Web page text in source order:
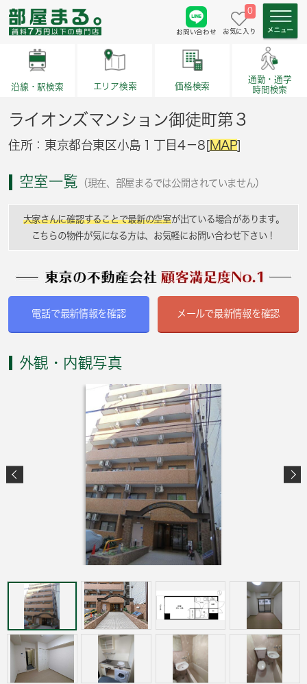
お問い合わせ
0
お気に入り
沿線・駅検索 エリア検索 価格検索
通勤・通学
時間検索
ライオンズマンション御徒町第３
住所：東京都台東区小島１丁目4－8[MAP]
空室一覧 （現在、部屋まるでは公開されていません）
大家さんに確認することで最新の空室が出ている場合があります。
こちらの物件が気になる方は、お気軽にお問い合わせ下さい！
電話で最新情報を確認 メールで最新情報を確認
外観・内観写真